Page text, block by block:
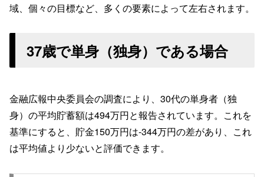
域、個々の目標など、多くの要素によって左右されます。
37歳で単身（独身）である場合
金融広報中央委員会の調査により、30代の単身者（独
身）の平均貯蓄額は494万円と報告されています。これを
基準にすると、貯金150万円は-344万円の差があり、これ
は平均値より少ないと評価できます。